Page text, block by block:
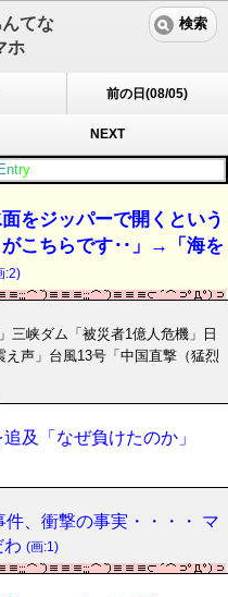
てな
ホ
検索
前の日(08/05)
NEXT
Entry
をジッパーで開くという
がこちらです‥」→「海を
:2)
三峡ダム「被災者1億人危機」日
声」台風13号「中国直撃（猛烈
及「なぜ負けたのか」
件、衝撃の事実・・・・ マ
わ (画:1)